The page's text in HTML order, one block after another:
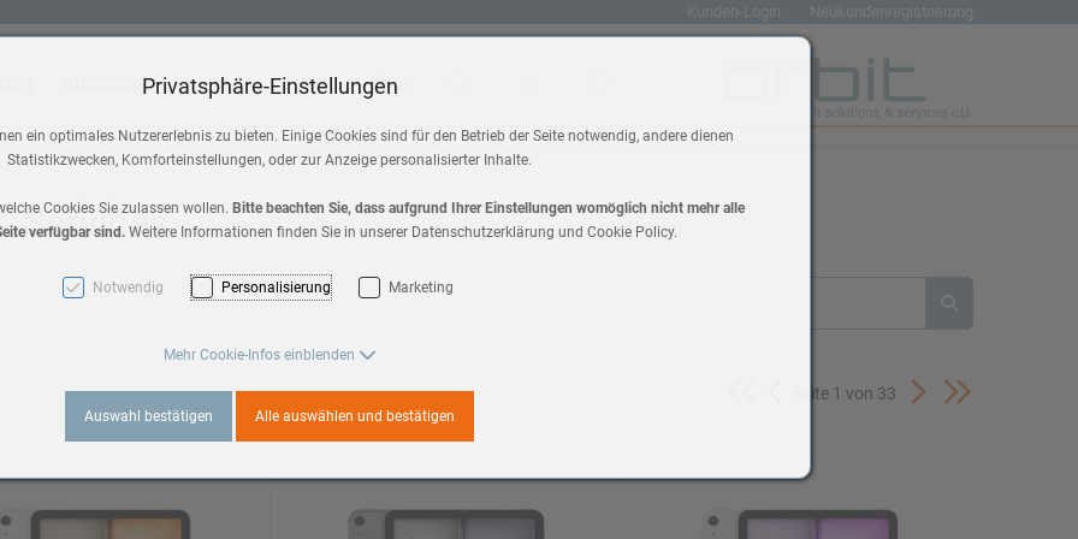
Kunden-Login Neukundenregistrierung
Business Shop
2
Max 2
Blog
Services
Seite 1 von 33
Privatsphäre-Einstellungen
ein optimales Nutzererlebnis zu bieten. Einige Cookies sind für den Betrieb der Seite notwendig, andere dienen
Statistikzwecken, Komforteinstellungen, oder zur Anzeige personalisierter Inhalte.
Cookies Sie zulassen wollen. Bitte beachten Sie, dass aufgrund Ihrer Einstellungen womöglich nicht mehr alle
verfügbar sind. Weitere Informationen finden Sie in unserer Datenschutzerklärung und Cookie Policy.
Notwendig Personalisierung Marketing
Mehr Cookie-Infos einblenden
Auswahl bestätigen Alle auswählen und bestätigen